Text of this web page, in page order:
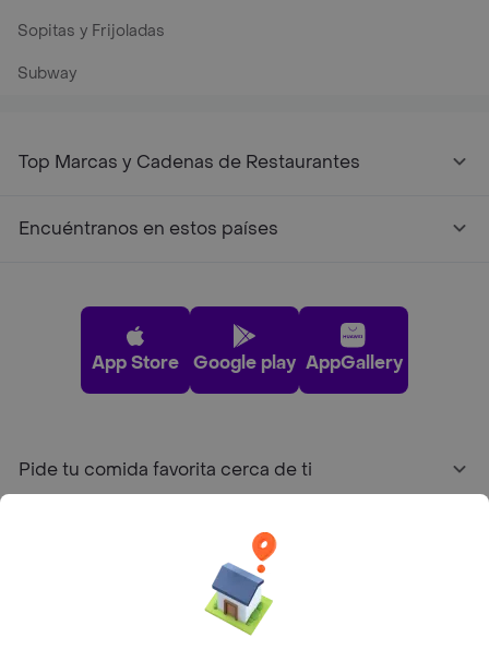
Sopitas y Frijoladas
Subway
Top Marcas y Cadenas de Restaurantes
Encuéntranos en estos países
App Store Google play AppGallery
Pide tu comida favorita cerca de ti